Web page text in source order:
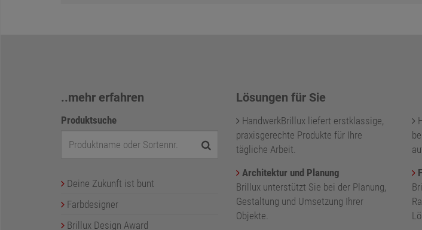
..mehr erfahren
Produktsuche
Deine Zukunft ist bunt
Farbdesigner
Brillux Design Award
Lösungen für Sie
HandwerkBrillux liefert erstklassige,
praxisgerechte Produkte für Ihre
tägliche Arbeit.
Architektur und Planung
Brillux unterstützt Sie bei der Planung,
Gestaltung und Umsetzung Ihrer
Objekte.